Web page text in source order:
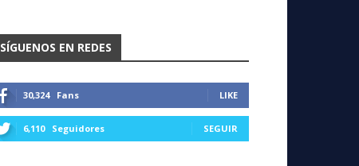
SÍGUENOS EN REDES
30,324 Fans LIKE
6,110 Seguidores SEGUIR